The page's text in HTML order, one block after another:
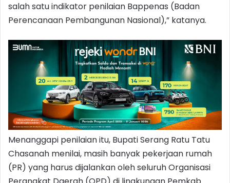
salah satu indikator penilaian Bappenas (Badan
Perencanaan Pembangunan Nasional),” katanya.
Menanggapi penilaian itu, Bupati Serang Ratu Tatu
Chasanah menilai, masih banyak pekerjaan rumah
(PR) yang harus dijalankan oleh seluruh Organisasi